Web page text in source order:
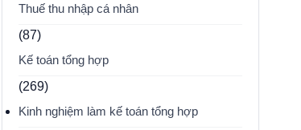
Thuế thu nhập cá nhân
(87)
Kế toán tổng hợp
(269)
Kinh nghiệm làm kế toán tổng hợp